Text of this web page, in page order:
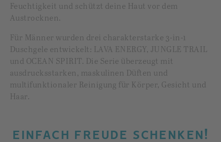
Feuchtigkeit und schützt deine Haut vor dem
Austrocknen.
Für Männer wurden drei charakterstarke 3-in-1
Duschgele entwickelt: LAVA ENERGY, JUNGLE TRAIL
und OCEAN SPIRIT. Die Serie überzeugt mit
ausdrucksstarken, maskulinen Düften und
multifunktionaler Reinigung für Körper, Gesicht und
Haar.
EINFACH FREUDE SCHENKEN!